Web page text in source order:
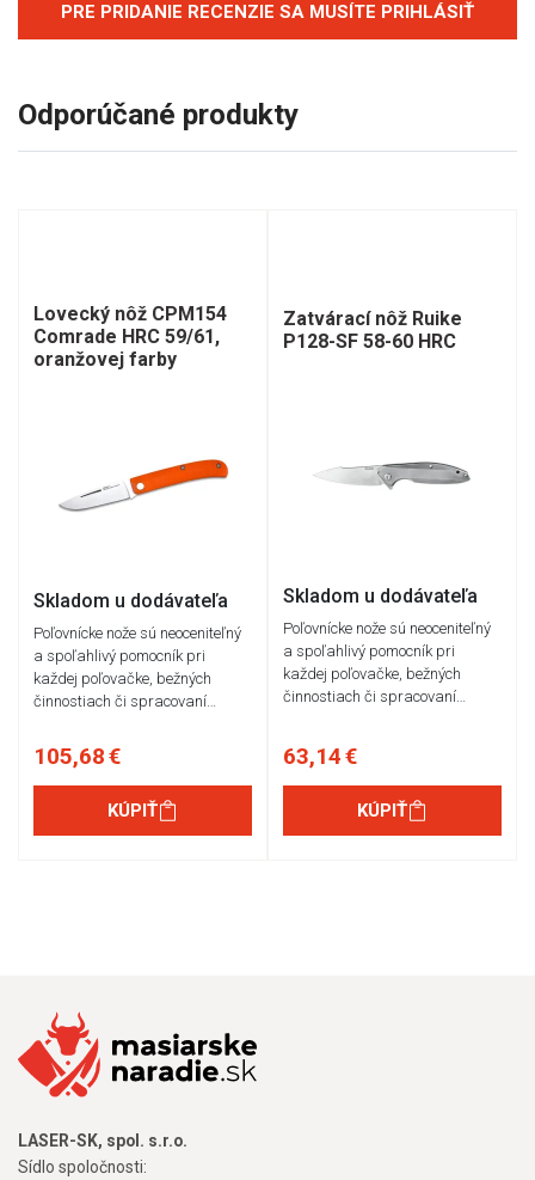
PRE PRIDANIE RECENZIE SA MUSÍTE PRIHLÁSIŤ
Odporúčané produkty
Lovecký nôž CPM154
Comrade HRC 59/61,
oranžovej farby
Skladom u dodávateľa
Poľovnícke nože sú neoceniteľný
a spoľahlivý pomocník pri
každej poľovačke, bežných
činnostiach či spracovaní…
105,68 €
KÚPIŤ
Zatvárací nôž Ruike
P128-SF 58-60 HRC
Skladom u dodávateľa
Poľovnícke nože sú neoceniteľný
a spoľahlivý pomocník pri
každej poľovačke, bežných
činnostiach či spracovaní…
63,14 €
KÚPIŤ
LASER-SK, spol. s.r.o.
Sídlo spoločnosti: